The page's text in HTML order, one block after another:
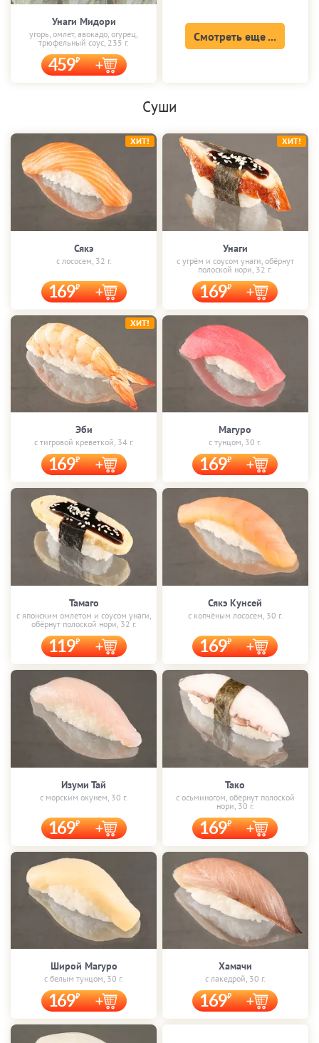
Унаги Мидори
угорь, омлет, авокадо, огурец,
трюфельный соус, 235 г.
459
Смотреть еще ...
Суши
Сякэ
с лососем, 32 г.
169
ХИТ!
Унаги
с угрём и соусом унаги, обёрнут
полоской нори, 32 г.
169
ХИТ!
Эби
с тигровой креветкой, 34 г.
169
ХИТ!
Магуро
с тунцом, 30 г.
169
Тамаго
с японским омлетом и соусом унаги,
обёрнут полоской нори, 32 г.
119
Сякэ Кунсей
с копчёным лососем, 30 г.
169
Изуми Тай
с морским окунем, 30 г.
169
Тако
с осьминогом, обёрнут полоской
нори, 30 г.
169
Широй Магуро
с белым тунцом, 30 г.
169
Хамачи
с лакедрой, 30 г.
169